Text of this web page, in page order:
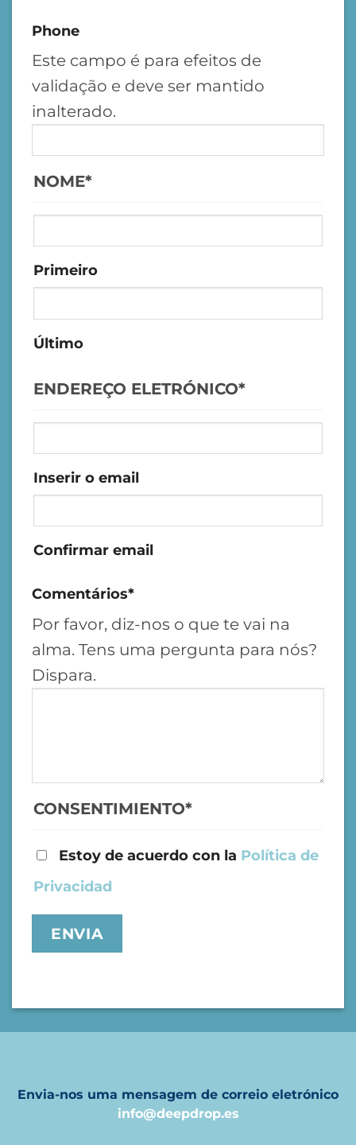
Phone
Este campo é para efeitos de
validação e deve ser mantido
inalterado.
NOME*
Primeiro
Último
ENDEREÇO ELETRÓNICO*
Inserir o email
Confirmar email
Comentários*
Por favor, diz-nos o que te vai na
alma. Tens uma pergunta para nós?
Dispara.
CONSENTIMIENTO*
Estoy de acuerdo con la Política de
Privacidad
Envia-nos uma mensagem de correio eletrónico
info@deepdrop.es